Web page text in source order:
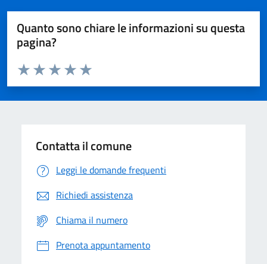
Quanto sono chiare le informazioni su questa
pagina?
Domanda
Valuta da 1 a 5 stelle la pagina
Valuta 5 stelle su 5
Valuta 4 stelle su 5
Valuta 3 stelle su 5
Valuta 2 stelle su 5
Valuta 1 stelle su 5
Contatta il comune
Leggi le domande frequenti
Richiedi assistenza
Chiama il numero
Prenota appuntamento